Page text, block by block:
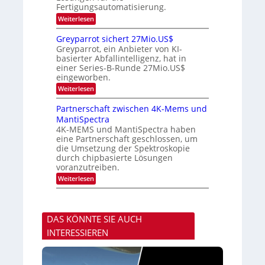
j
a
h
d
e
r
D
A
C
H
-
I
n
d
u
s
t
r
i
e
z
u
v
o
n
P
h
o
t
o
n
i
c
s
H
u
b
Fertigungsautomatisierung.
Weiterlesen:
M
t
s
u
b
i
s
h
i
E
l
e
c
t
r
i
c
u
n
d
n
y
s
t
a
Greyparrot sichert 27Mio.US$
Greyparrot, ein Anbieter von KI-
basierter Abfallintelligenz, hat in
einer Series-B-Runde 27Mio.US$
eingeworben.
Weiterlesen:
G
r
e
y
p
a
r
r
o
t
s
i
e
r
t
2
7
Partnerschaft zwischen 4K-Mems und
MantiSpectra
4K-MEMS und MantiSpectra haben
eine Partnerschaft geschlossen, um
die Umsetzung der Spektroskopie
durch chipbasierte Lösungen
voranzutreiben.
Weiterlesen:
P
t
n
e
r
DAS KÖNNTE SIE AUCH
INTERESSIEREN